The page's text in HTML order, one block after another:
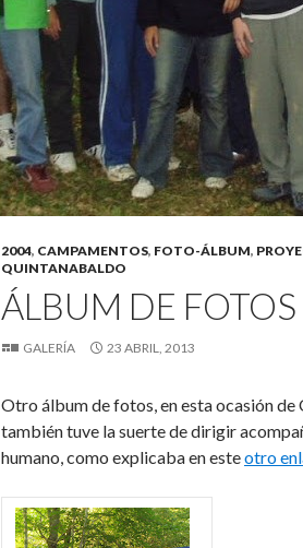
2004, CAMPAMENTOS, FOTO-ÁLBUM,
QUINTANABALDO
ÁLBUM DE FOTOS
GALERÍA 23 ABRIL, 2013
Otro álbum de fotos, en esta ocasión de
también tuve la suerte de dirigir
humano, como explicaba en esteotro